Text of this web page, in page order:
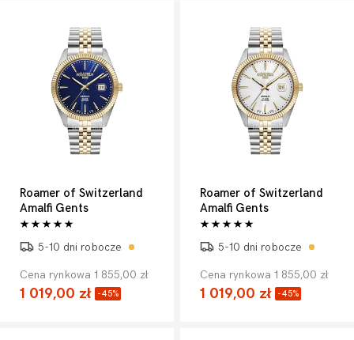
Roamer of Switzerland
Amalfi Gents
5-10 dni robocze
Cena rynkowa 1 855,00 zł
1 019,00 zł -45%
Roamer of Switzerland
Amalfi Gents
5-10 dni robocze
Cena rynkowa 1 855,00 zł
1 019,00 zł -45%